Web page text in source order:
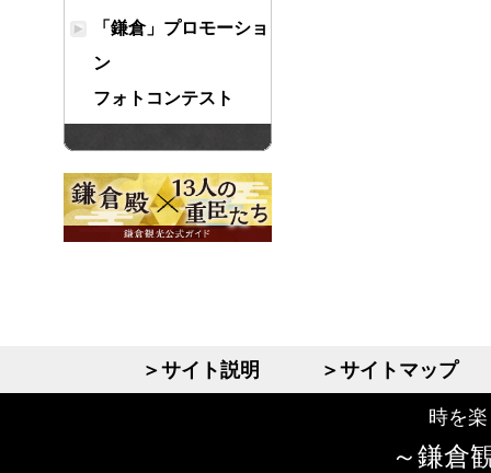
「鎌倉」プロモーショ
ン
フォトコンテスト
＞サイト説明 ＞サイトマップ
時を
鎌倉